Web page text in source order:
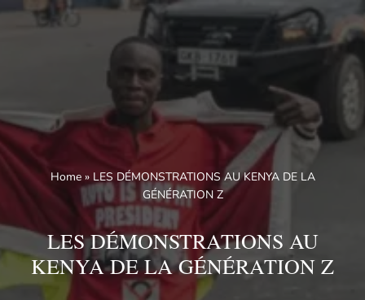
Home» LES DÉMONSTRATIONS AU KENYA DE LA
GÉNÉRATION Z
LES DÉMONSTRATIONS AU
KENYA DE LA GÉNÉRATION Z